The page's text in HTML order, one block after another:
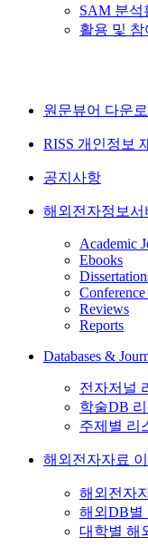
SAM 분석
활용 및
원문뷰어 다운
RISS 개인정보
공지사항
해외전자정보서
Academic
Ebooks
Reviews
Reports
Databases &
전자저널
학술DB
주제별 리
해외전자자료
해외전자
해외DB별
대학별 해